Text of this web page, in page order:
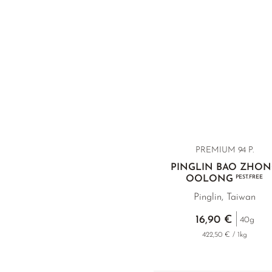
PREMIUM 94 P.
PINGLIN BAO
OOLONG
PEST.FREE
Pinglin, Taiwan
16,90 € 40g
422,50 € / 1kg